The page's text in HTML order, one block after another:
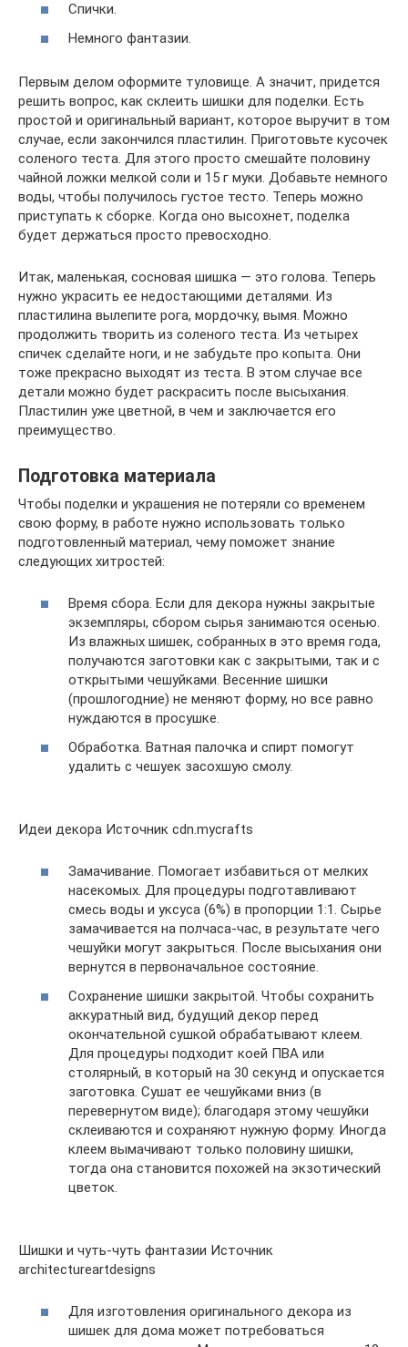
Спички.
Немного фантазии.
Первым делом оформите туловище. А значит, придется
решить вопрос, как склеить шишки для поделки. Есть
простой и оригинальный вариант, которое выручит в том
случае, если закончился пластилин. Приготовьте кусочек
соленого теста. Для этого просто смешайте половину
чайной ложки мелкой соли и 15 г муки. Добавьте немного
воды, чтобы получилось густое тесто. Теперь можно
приступать к сборке. Когда оно высохнет, поделка
будет держаться просто превосходно.
Итак, маленькая, сосновая шишка — это голова. Теперь
нужно украсить ее недостающими деталями. Из
пластилина вылепите рога, мордочку, вымя. Можно
продолжить творить из соленого теста. Из четырех
спичек сделайте ноги, и не забудьте про копыта. Они
тоже прекрасно выходят из теста. В этом случае все
детали можно будет раскрасить после высыхания.
Пластилин уже цветной, в чем и заключается его
преимущество.
Подготовка материала
Чтобы поделки и украшения не потеряли со временем
свою форму, в работе нужно использовать только
подготовленный материал, чему поможет знание
следующих хитростей:
Время сбора. Если для декора нужны закрытые
экземпляры, сбором сырья занимаются осенью.
Из влажных шишек, собранных в это время года,
получаются заготовки как с закрытыми, так и с
открытыми чешуйками. Весенние шишки
(прошлогодние) не меняют форму, но все равно
нуждаются в просушке.
Обработка. Ватная палочка и спирт помогут
удалить с чешуек засохшую смолу.
Идеи декора Источник cdn.mycrafts
Замачивание. Помогает избавиться от мелких
насекомых. Для процедуры подготавливают
смесь воды и уксуса (6%) в пропорции 1:1. Сырье
замачивается на полчаса-час, в результате чего
чешуйки могут закрыться. После высыхания они
вернутся в первоначальное состояние.
Сохранение шишки закрытой. Чтобы сохранить
аккуратный вид, будущий декор перед
окончательной сушкой обрабатывают клеем.
Для процедуры подходит коей ПВА или
столярный, в который на 30 секунд и опускается
заготовка. Сушат ее чешуйками вниз (в
перевернутом виде); благодаря этому чешуйки
склеиваются и сохраняют нужную форму. Иногда
клеем вымачивают только половину шишки,
тогда она становится похожей на экзотический
цветок.
Шишки и чуть-чуть фантазии Источник
architectureartdesigns
Для изготовления оригинального декора из
шишек для дома может потребоваться